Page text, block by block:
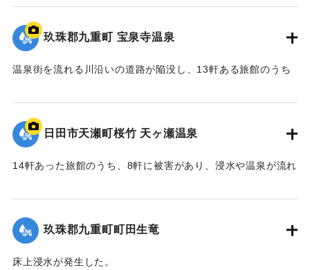
2020/7/6｜固有コード:01215075
玖珠郡九重町 宝泉寺温泉
温泉街を流れる川沿いの道路が陥没し、13軒ある旅館のうち
2020/7/6｜固有コード:
日田市天瀬町桜竹 天ヶ瀬温泉
14軒あった旅館のうち、8軒に被害があり、浸水や温泉が流れ
た。
｜固有コード:01215073
玖珠郡九重町町田生竜
床上浸水が発生した。